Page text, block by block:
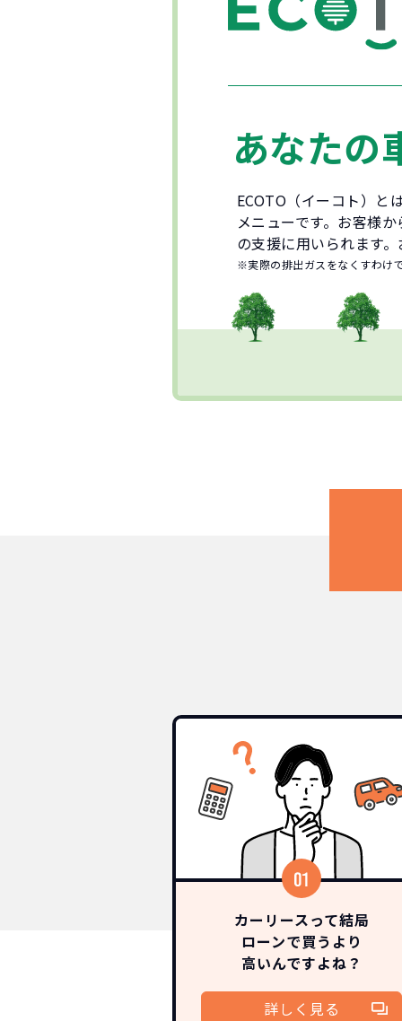
あなたの
ECOTO（イーコト）と
メニューです。お客様
の支援に用いられます
※実際の排出ガスをなくすわけ
カーリースって結局
ローンで買うより
高いんですよね？
詳しく見る